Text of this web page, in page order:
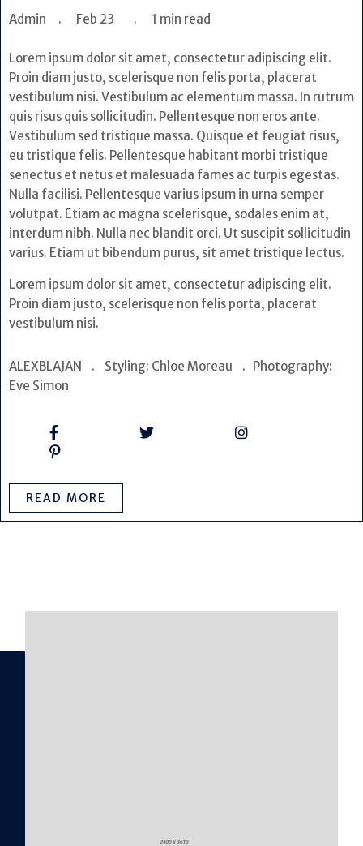
Admin . Feb 23 . 1 min read
Lorem ipsum dolor sit amet, consectetur adipiscing elit.
Proin diam justo, scelerisque non felis porta, placerat
vestibulum nisi. Vestibulum ac elementum massa. In rutrum
quis risus quis sollicitudin. Pellentesque non eros ante.
Vestibulum sed tristique massa. Quisque et feugiat risus,
eu tristique felis. Pellentesque habitant morbi tristique
senectus et netus et malesuada fames ac turpis egestas.
Nulla facilisi. Pellentesque varius ipsum in urna semper
volutpat. Etiam ac magna scelerisque, sodales enim at,
interdum nibh. Nulla nec blandit orci. Ut suscipit sollicitudin
varius. Etiam ut bibendum purus, sit amet tristique lectus.
Lorem ipsum dolor sit amet, consectetur adipiscing elit.
Proin diam justo, scelerisque non felis porta, placerat
vestibulum nisi.
ALEXBLAJAN . Styling: Chloe Moreau . Photography:
Eve Simon
READ MORE